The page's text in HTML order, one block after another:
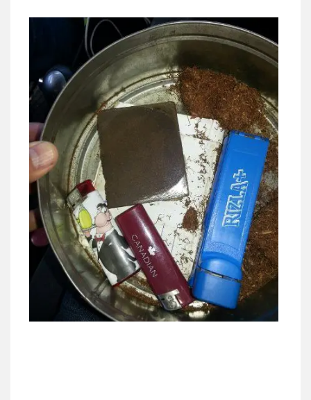
אחסון אתרים
מהירות הגנה גיבוי תמיכה שירותים
מקצועיים לעורכי דין
מרכז התחלה חדשה
אסירים עבירות מין שירותים מקצועיים
לעורכי דין
0544500346
מאיה בלום, עו"ס, טיפול ושיקום
טיפול בהתמכרויות שירותים מקצועיים
לעורכי דין
0504062539
עו"ד ד"ר אבי שקד
עבירות כלכליות הלבנת הון חילוטים
עבירות פליליות
0544385337